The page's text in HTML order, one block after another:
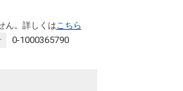
ん。詳しくはこちら
0-1000365790